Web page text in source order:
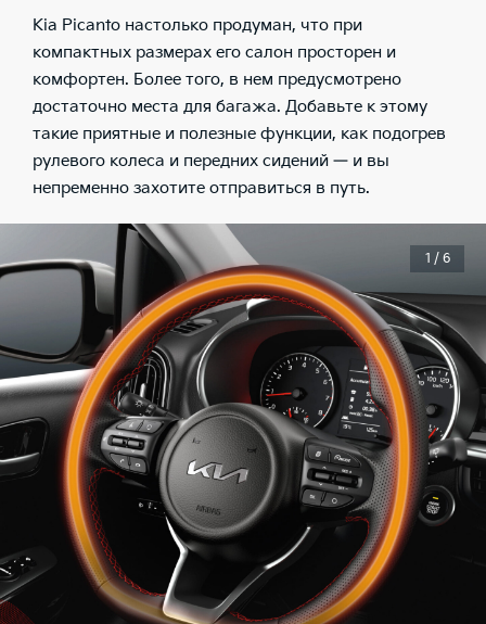
Kia Picanto настолько продуман, что при
компактных размерах его салон просторен и
комфортен. Более того, в нем предусмотрено
достаточно места для багажа. Добавьте к этому
такие приятные и полезные функции, как подогрев
рулевого колеса и передних сидений — и вы
непременно захотите отправиться в путь.
1 / 6